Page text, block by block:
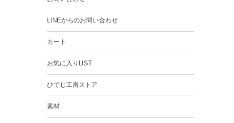
LINEからのお問い合わせ
カート
お気に入りLIST
ひでじ工房ストア
素材